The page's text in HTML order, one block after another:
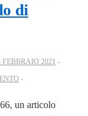
di
FEBBRAIO 2021
un articolo